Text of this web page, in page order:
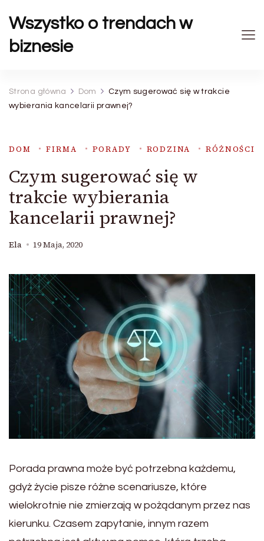
Wszystko o trendach w
biznesie
Strona główna Dom
Czym sugerować się w trakcie
wybierania kancelarii prawnej?
DOM FIRMA PORADY RODZINA RÓŻNOŚCI
Czym sugerować się w
trakcie wybierania
kancelarii prawnej?
Ela 19 Maja, 2020
Porada prawna może być potrzebna każdemu,
gdyż życie pisze różne scenariusze, które
wielokrotnie nie zmierzają w pożądanym przez nas
kierunku. Czasem zapytanie, innym razem